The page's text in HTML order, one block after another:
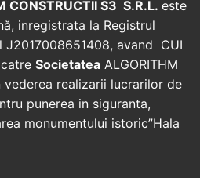
CONSTRUCTII S3 S.R.L. este
inregistrata la Registrul
J2017008651408, avand CUI
Societatea ALGORITHM
vederea realizarii lucrarilor de
punerea in siguranta,
monumentului istoric”Hala